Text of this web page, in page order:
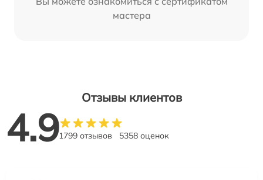
мастера
Отзывы клиентов
4.91799 отзывов 5358 оценок